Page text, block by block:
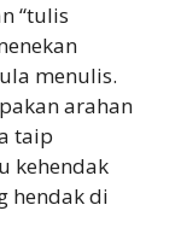
“tulis
menulis.
arahan
taip
kehendak
hendak di